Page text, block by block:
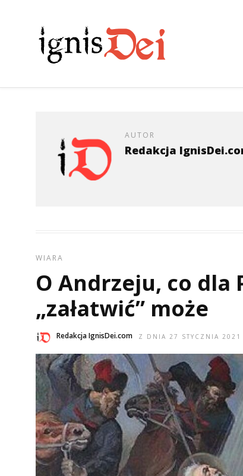
AUTOR
Redakcja
WIARA
O Andrzeju, co dla
„załatwić” może
Redakcja IgnisDei.com Z DNIA 27 STYCZNIA 2021